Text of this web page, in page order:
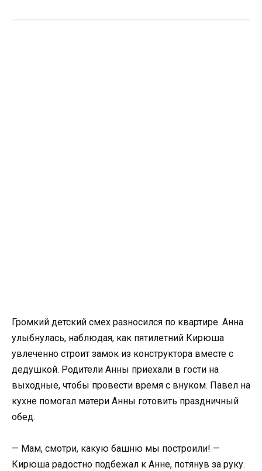
Громкий детский смех разносился по квартире. Анна
улыбнулась, наблюдая, как пятилетний Кирюша
увлеченно строит замок из конструктора вместе с
дедушкой. Родители Анны приехали в гости на
выходные, чтобы провести время с внуком. Павел на
кухне помогал матери Анны готовить праздничный
обед.
— Мам, смотри, какую башню мы построили! —
Кирюша радостно подбежал к Анне, потянув за руку.